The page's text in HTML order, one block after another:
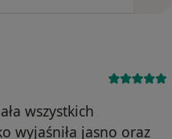
wszystkich
wyjaśniła jasno oraz